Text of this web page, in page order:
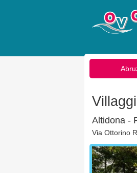
Altidona -
Via Ottorino